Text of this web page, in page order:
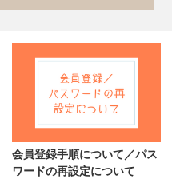
会員登録手順について／パス
ワードの再設定について